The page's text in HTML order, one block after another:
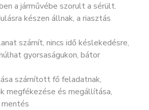
a járművébe szorult a sérült.
készen állnak, a riasztás
számít, nincs idő késlekedésre,
gyorsaságukon, bátor
számított fő feladatnak,
megfékezése és megállítása,